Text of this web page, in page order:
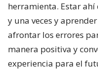
herramienta. Estar
y una veces y
afrontar los errores
manera positiva y
experiencia para el